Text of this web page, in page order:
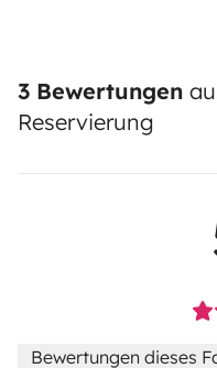
3 Bewertungen
Reservierung
Bewertungen dieses